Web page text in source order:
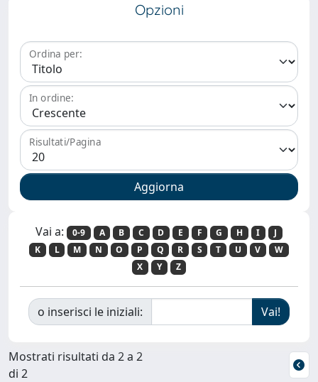
Opzioni
Ordina per:
In ordine:
Risultati/Pagina
Vai a: 0-9 A B C D E F G H I
J
K
L M N O P Q R S T U V
W
X
Y Z
o inserisci le iniziali:
Mostrati risultati da 2 a 2
di 2